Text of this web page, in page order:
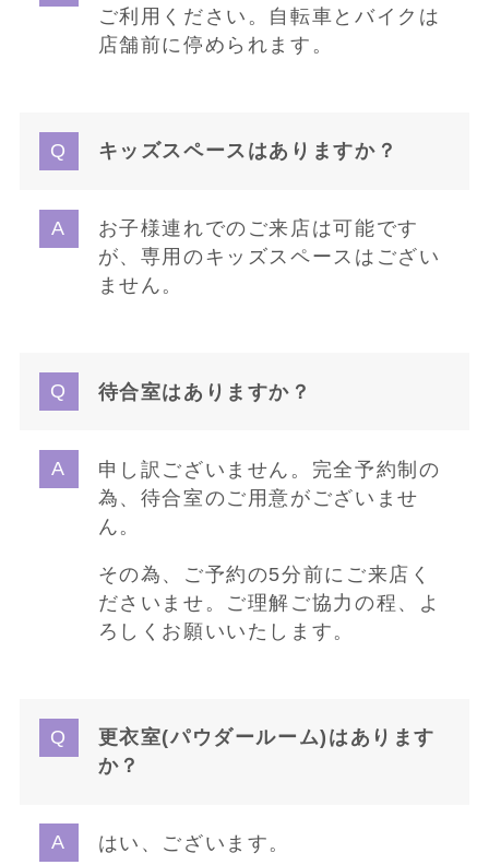
ご利用ください。自転車とバイクは
店舗前に停められます。
キッズスペースはありますか？
お子様連れでのご来店は可能です
が、専用のキッズスペースはござい
ません。
待合室はありますか？
申し訳ございません。完全予約制の
為、待合室のご用意がございませ
ん。
その為、ご予約の5分前にご来店く
ださいませ。ご理解ご協力の程、よ
ろしくお願いいたします。
更衣室(パウダールーム)はあります
か？
はい、ございます。